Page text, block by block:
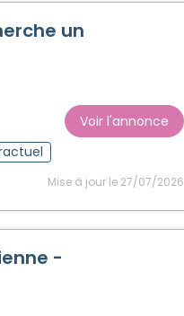
un
Voir l'annonce
Mise à jour le 27/07/2026
-